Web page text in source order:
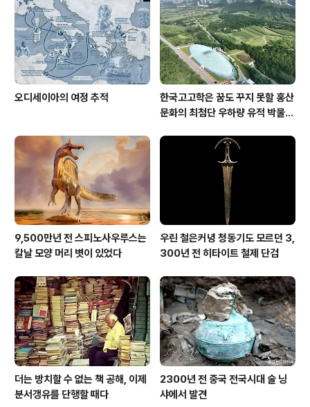
오디세이아의 여정 추적
한국고고학은 꿈도 꾸지 못할 홍산
문화의 최첨단 우하량 유적 박물관
9,500만년 전 스피노사우루스는
칼날 모양 머리 볏이 있었다
우린 철은커녕 청동기도 모르던 3,
300년 전 히타이트 철제 단검
더는 방치할 수 없는 책 공해, 이제
분서갱유를 단행할 때다
2300년 전 중국 전국시대 술 닝
샤에서 발견